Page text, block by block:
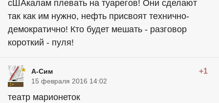
сШАкалам плевать на туарегов! Они сделают
так как им нужно, нефть присвоят технично-
демократично! Кто будет мешать - разговор
короткий - пуля!
А-Сим +1
15 февраля 2016 14:02
театр марионеток